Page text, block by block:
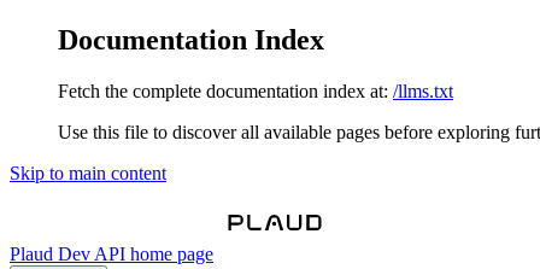
Documentation Index
Fetch the complete documentation index at: /llms.txt
Use this file to discover all available pages before exploring
Skip to main content
Plaud Dev API home page